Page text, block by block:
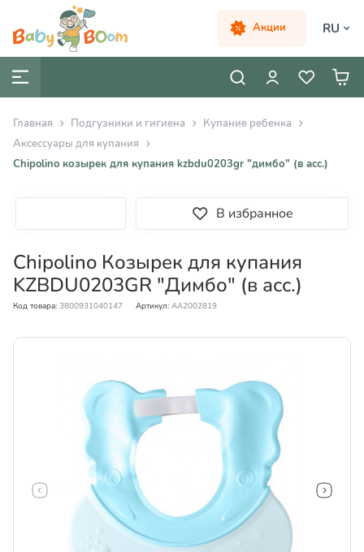
Акции RU
Главная Подгузники и гигиена
Купание ребенка
Аксессуары для купания
Chipolino козырек для купания kzbdu0203gr "димбо" (в асс.)
В избранное
Chipolino Козырек для купания
KZBDU0203GR "Димбо" (в асс.)
Код товара: 3800931040147 Артикул: AA2002819